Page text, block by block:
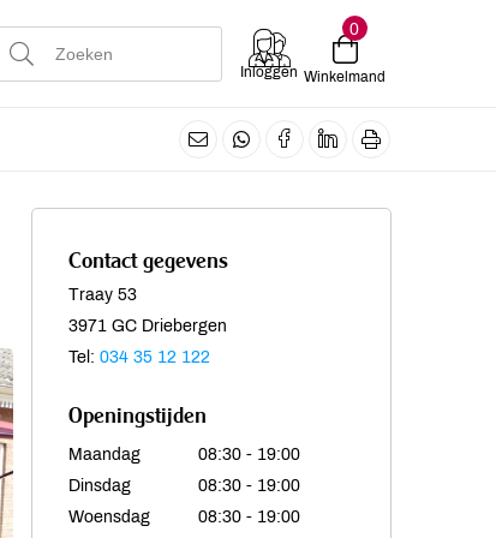
Inloggen
0
Winkelmand
Contact gegevens
Traay 53
3971 GC Driebergen
Tel: 034 35 12 122
Openingstijden
Maandag
08:30 - 19:00
Dinsdag
08:30 - 19:00
Woensdag
08:30 - 19:00